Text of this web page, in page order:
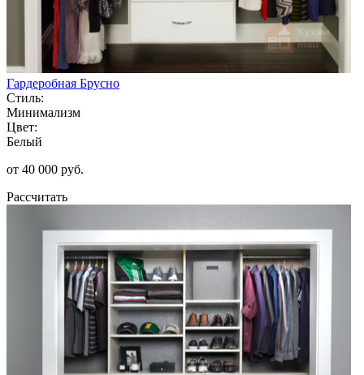
Гардеробная Брусно
Стиль:
Минимализм
Цвет:
Белый
от 40 000 руб.
Рассчитать